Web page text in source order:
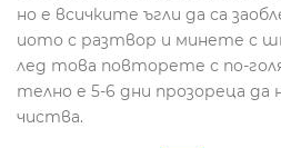
но е всичките ъгли да са
иото с разтвор и минете с
лед това повторете с по-
телно е 5-6 дни прозореца да
чиства.